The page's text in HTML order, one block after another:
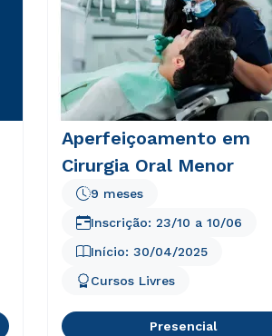
Aperfeiçoamento em
Cirurgia Oral Menor
Início: 30/04/2025
9 meses
Cursos Livres
Inscrição: 23/10 a 10/06
Presencial